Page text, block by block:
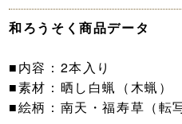
和ろうそく商品データ
■内容：2本入り
■素材：晒し白蝋（木蝋
■絵柄：南天・福寿草（転